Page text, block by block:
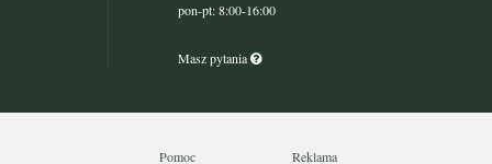
pon-pt: 8:00-16:00
Masz pytania
Pomoc Reklama